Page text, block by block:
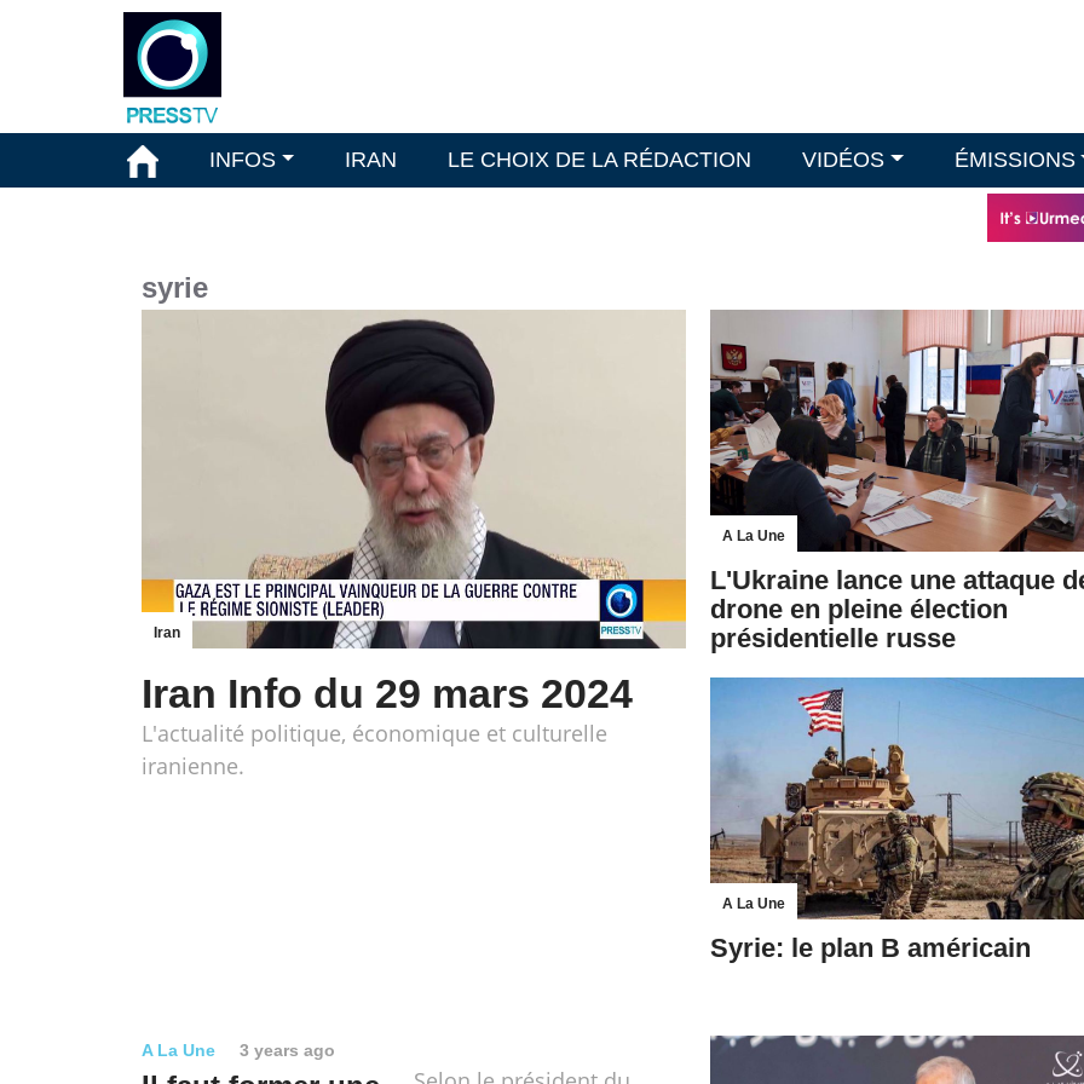
INFOS IRAN LE CHOIX DE LA RÉDACTION VIDÉOS ÉMISSIONS
syrie
Iran
Iran Info du 29 mars 2024
L'actualité politique, économique et culturelle
iranienne.
A La Une
L'Ukraine lance une attaque
drone en pleine élection
présidentielle russe
A La Une
Syrie: le plan B américain
A La Une 3 years ago